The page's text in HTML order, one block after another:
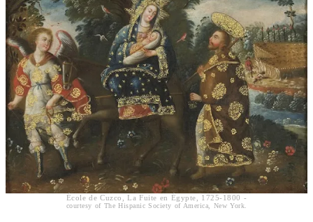
École de Cuzco​, La Fuite en Égypte​, 1725-1800​ -
courtesy of The Hispanic Society of America, New York.